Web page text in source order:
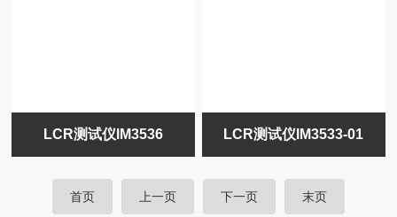
LCR测试仪IM3536 LCR测试仪IM3533-01
首页 上一页 下一页 末页